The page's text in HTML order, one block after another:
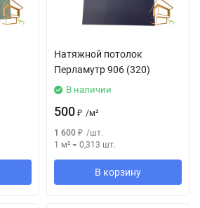
Натяжной потолок
Перламутр 906 (320)
В наличии
500 ₽ /м²
1 600 ₽ /шт.
1 м² = 0,313 шт.
В корзину